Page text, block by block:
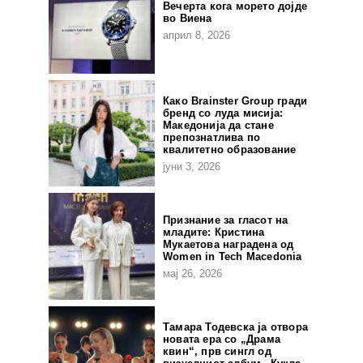
Вечерта кога морето дојде
во Виена
април 8, 2026
Како Brainster Group гради
бренд со луда мисија:
Македонија да стане
препознатлива по
квалитетно образование
јуни 3, 2026
Признание за гласот на
младите: Кристина
Мукаетова наградена од
Women in Tech Macedonia
мај 26, 2026
Тамара Тодевска ја отвора
новата ера со „Драма
квин“, прв сингл од